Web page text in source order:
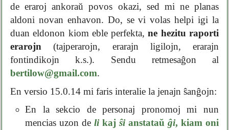
de eraroj ankoraŭ povos okazi, sed mi ne planas
aldoni novan enhavon. Do, se vi volas helpi igi la
duan eldonon kiom eble perfekta,ne hezitu raporti
erarojn (tajperarojn, erarajn ligilojn, erarajn
fontindikojn k.s.). Sendu retmesaĝon al
bertilow@gmail.com.
En versio 15.0.14 mi faris interalie la jenajn ŝanĝojn:
En la sekcio de personaj pronomoj mi nun
mencias uzon de likaj ŝianstataŭ ĝi, kiam oni